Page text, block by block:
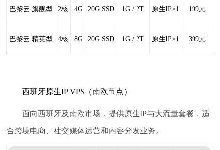
巴黎云 旗舰型 2核 4G 20G SSD 1G / 2T 原生IP×1 199元
巴黎云 精英型 4核 8G 20G SSD 1G / 2T 原生IP×1 399元
西班牙原生IP VPS（南欧节点）
面向西班牙及南欧市场，提供原生IP与大流量套餐，适
合跨境电商、社交媒体运营和内容分发业务。